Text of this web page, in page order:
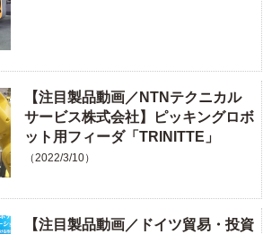
【注目製品動画／NTNテクニカル
サービス株式会社】ピッキングロボ
ット用フィーダ「TRINITTE」
（2022/3/10）
【注目製品動画／ドイツ貿易・投資